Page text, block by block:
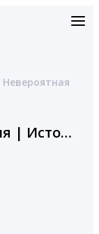
Невероятная
Невероятная история | Исторический журнал